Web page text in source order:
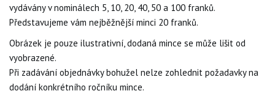
vydávány v nominálech 5, 10, 20, 40, 50 a 100 franků.
Představujeme vám nejběžnější minci 20 franků.
Obrázek je pouze ilustrativní, dodaná mince se může lišit od
vyobrazené.
Při zadávání objednávky bohužel nelze zohlednit požadavky na
dodání konkrétního ročníku mince.